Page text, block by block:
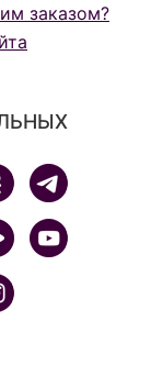
заказом?